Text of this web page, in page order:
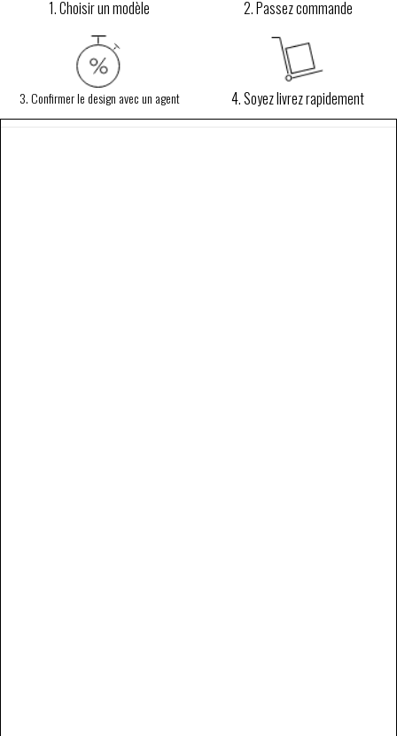
1. Choisir un modèle 2. Passez commande
3. Confirmer le design avec un agent 4. Soyez livrez rapidement